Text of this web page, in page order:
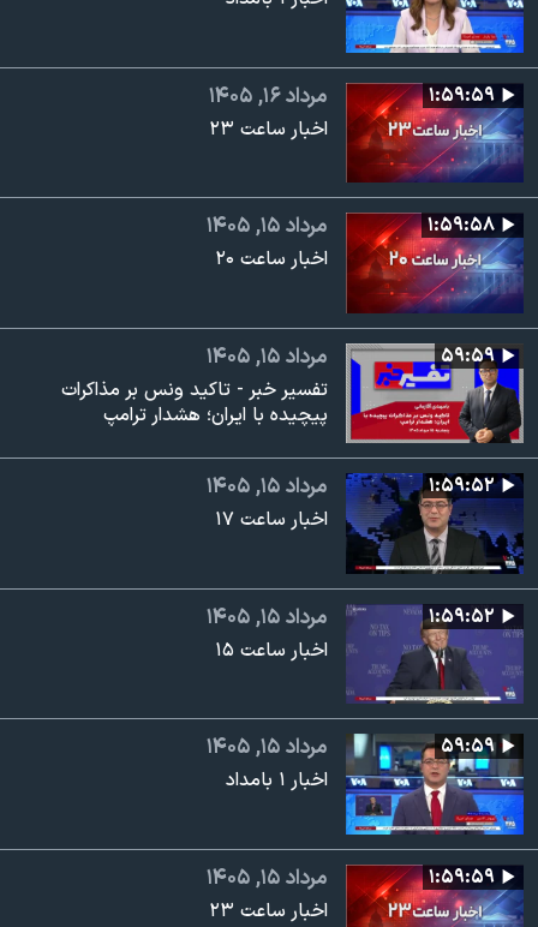
۱:۵۹:۵۹ مرداد ۱۶, ۱۴۰۵
اخبار ساعت ۲۳
۱:۵۹:۵۸ مرداد ۱۵, ۱۴۰۵
اخبار ساعت ۲۰
۵۹:۵۹ مرداد ۱۵, ۱۴۰۵
تفسیر خبر - تاکید ونس بر مذاکرات
پیچیده با ایران؛ هشدار ترامپ
۱:۵۹:۵۲ مرداد ۱۵, ۱۴۰۵
اخبار ساعت ۱۷
۱:۵۹:۵۲ مرداد ۱۵, ۱۴۰۵
اخبار ساعت ۱۵
۵۹:۵۹ مرداد ۱۵, ۱۴۰۵
اخبار ۱ بامداد
۱:۵۹:۵۹ مرداد ۱۵, ۱۴۰۵
اخبار ساعت ۲۳